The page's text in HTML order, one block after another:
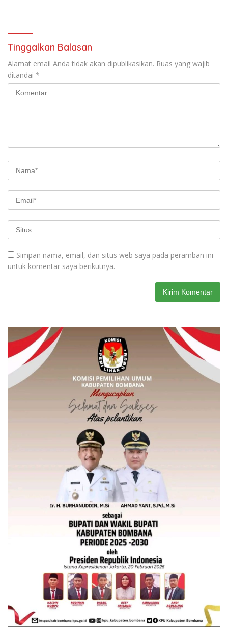
Tinggalkan Balasan
Alamat email Anda tidak akan dipublikasikan. Ruas yang wajib
ditandai *
Simpan nama, email, dan situs web saya pada peramban ini
untuk komentar saya berikutnya.